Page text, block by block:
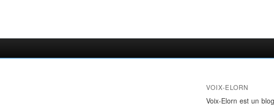
VOIX-ELORN
Voix-Elorn est un